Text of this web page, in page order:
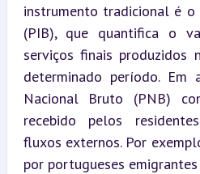
instrumento tradicional é
(PIB), que quantifica o
serviços finais produzidos
determinado período. Em
Nacional Bruto (PNB)
recebido pelos
fluxos externos. Por
por portugueses